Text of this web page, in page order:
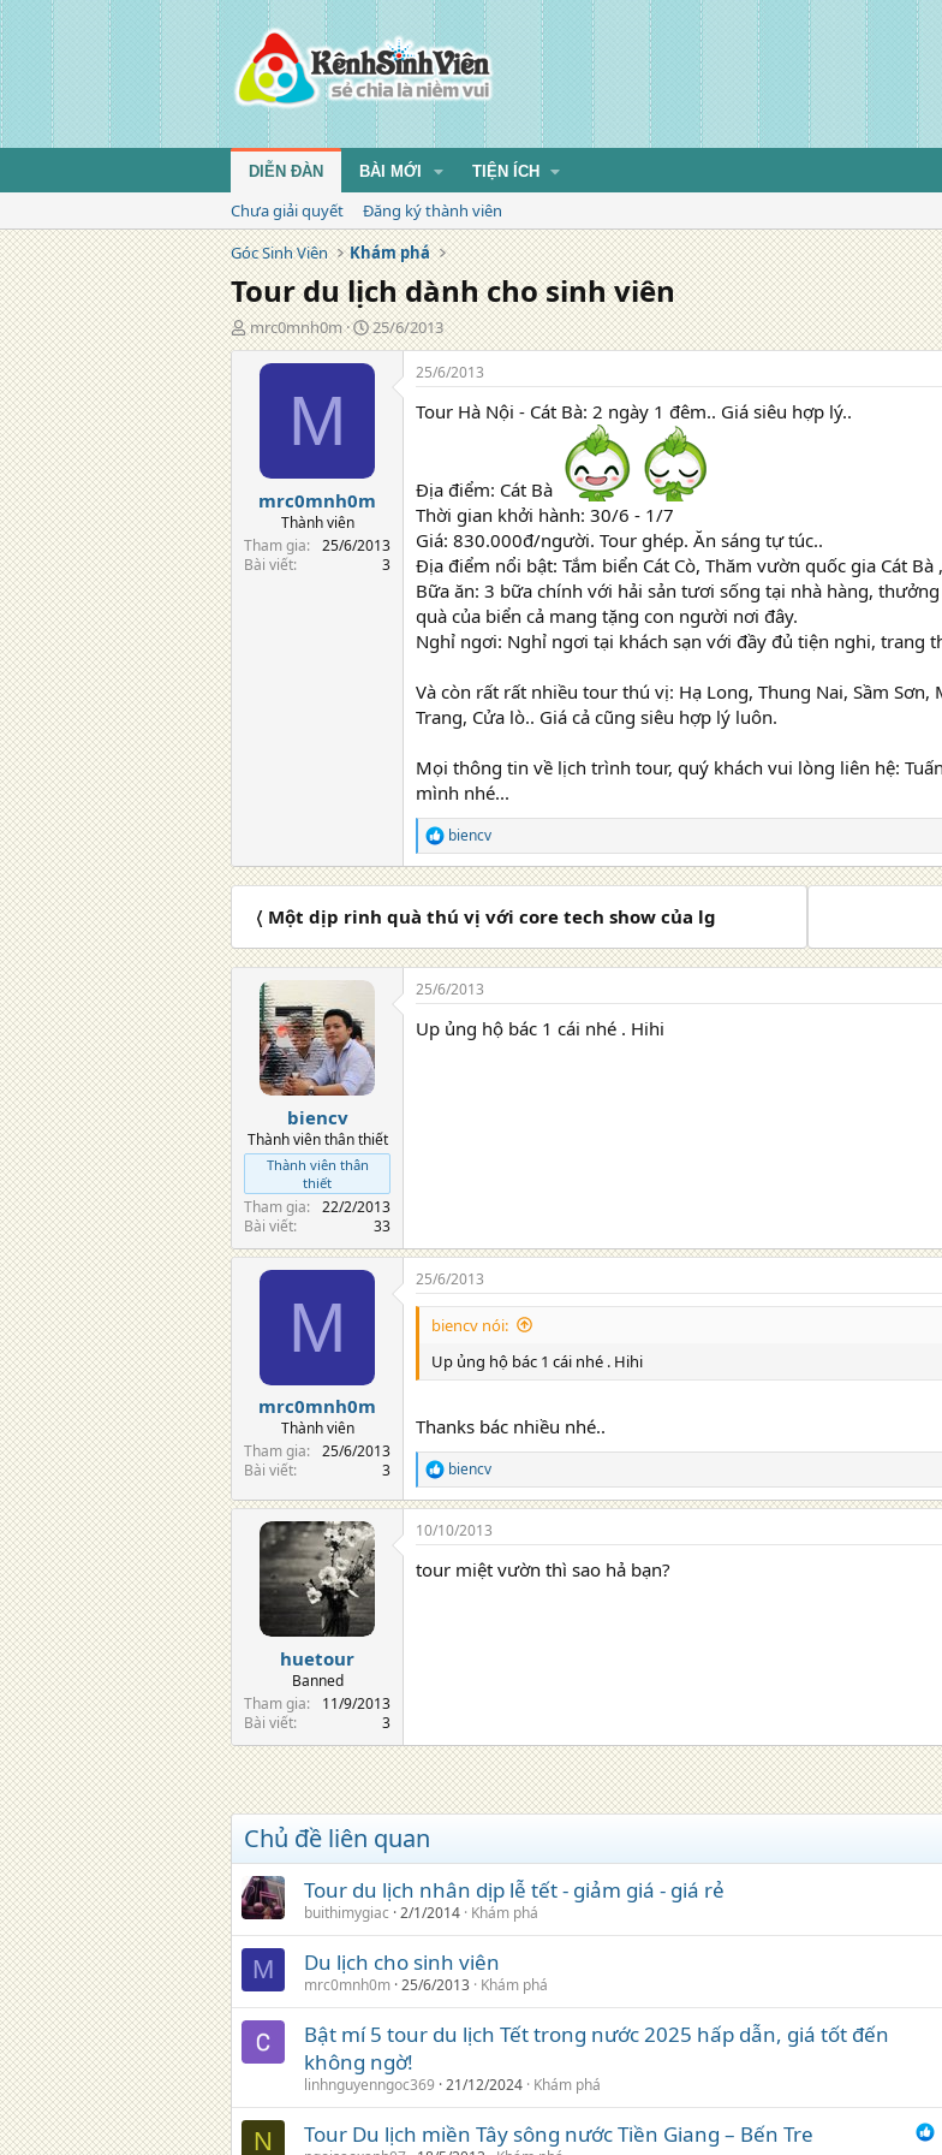
DIỄN ĐÀN BÀI MỚI TIỆN ÍCH
Chưa giải quyết
Đăng ký thành viên
Góc Sinh Viên
Khám phá
Tour du lịch dành cho sinh viên
T
á
mrc0mnh0m
N
g
à
g
25/6/2013
M
mrc0mnh0m
Thành viên
Tham gia
25/6/2013
Bài viết
3
25/6/2013
Tour Hà Nội - Cát Bà: 2 ngày 1 đêm.. Giá siêu hợp lý..
Địa điểm: Cát Bà
Thời gian khởi hành: 30/6 - 1/7
Giá: 830.000đ/người. Tour ghép. Ăn sáng tự túc..
Địa điểm nổi bật: Tắm biển Cát Cò, Thăm vườn quốc gia Cát Bà
Bữa ăn: 3 bữa chính với hải sản tươi sống tại nhà hàng,
quà của biển cả mang tặng con người nơi đây.
Nghỉ ngơi: Nghỉ ngơi tại khách sạn với đầy đủ tiện nghi, trang
Và còn rất rất nhiều tour thú vị: Hạ Long, Thung Nai, Sầm
Trang, Cửa lò.. Giá cả cũng siêu hợp lý luôn.
Mọi thông tin về lịch trình tour, quý khách vui lòng liên hệ:
mình nhé...
R
e
a
t
o
s
biencv
〈 Một dịp rinh quà thú vị với core tech show của lg
biencv
Thành viên thân thiết
Thành viên thân
thiết
Tham gia
22/2/2013
Bài viết
33
25/6/2013
Up ủng hộ bác 1 cái nhé . Hihi
M
mrc0mnh0m
Thành viên
Tham gia
25/6/2013
Bài viết
3
25/6/2013
biencv nói:
Up ủng hộ bác 1 cái nhé . Hihi
Thanks bác nhiều nhé..
R
e
a
c
i
biencv
huetour
Banned
Tham gia
11/9/2013
Bài viết
3
10/10/2013
tour miệt vườn thì sao hả bạn?
Chủ đề liên quan
Tour du lịch nhân dịp lễ tết - giảm giá - giá rẻ
buithimygiac 2/1/2014 Khám phá
M Du lịch cho sinh viên
mrc0mnh0m 25/6/2013 Khám phá
Bật mí 5 tour du lịch Tết trong nước 2025 hấp dẫn, giá tốt đến
không ngờ!
linhnguyenngoc369 21/12/2024 Khám phá
N Tour Du lịch miền Tây sông nước Tiền Giang – Bến Tre